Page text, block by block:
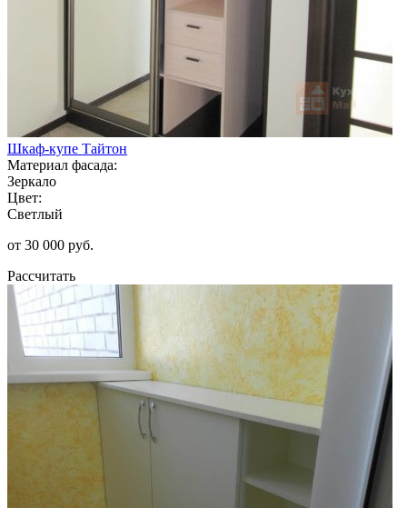
Шкаф-купе Тайтон
Материал фасада:
Зеркало
Цвет:
Светлый
от 30 000 руб.
Рассчитать